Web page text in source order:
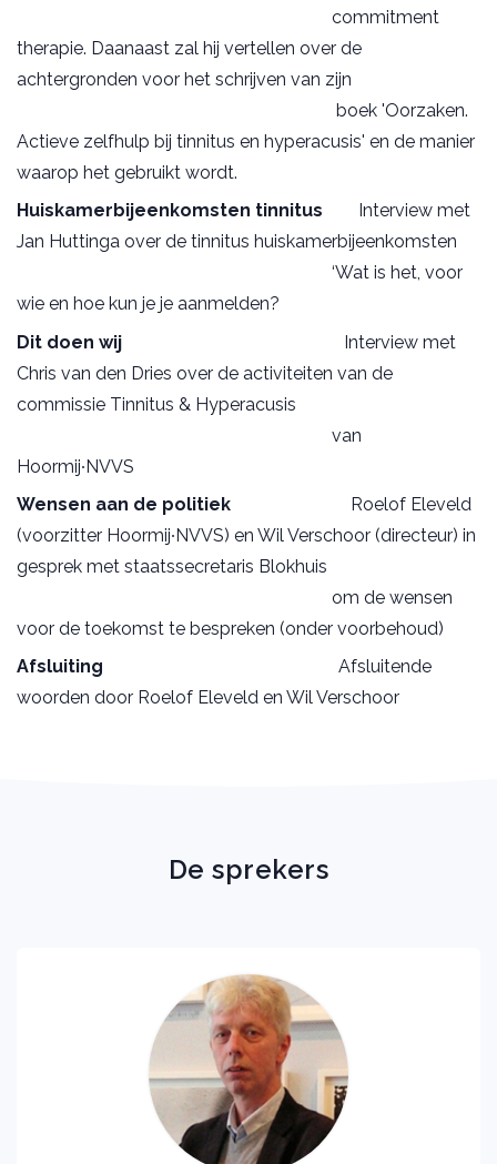
commitment
therapie. Daanaast zal hij vertellen over de
achtergronden voor het schrijven van zijn
boek 'Oorzaken.
Actieve zelfhulp bij tinnitus en hyperacusis' en de manier
waarop het gebruikt wordt.
Huiskamerbijeenkomsten tinnitus Interview met
Jan Huttinga over de tinnitus huiskamerbijeenkomsten
‘Wat is het, voor
wie en hoe kun je je aanmelden?
Dit doen wij
Interview met
Chris van den Dries over de activiteiten van de
commissie Tinnitus & Hyperacusis
van
Hoormij∙NVVS
Wensen aan de politiek Roelof Eleveld
(voorzitter Hoormij∙NVVS) en Wil Verschoor (directeur) in
gesprek met staatssecretaris Blokhuis
om de wensen
voor de toekomst te bespreken (onder voorbehoud)
Afsluiting Afsluitende
woorden door Roelof Eleveld en Wil Verschoor
De sprekers